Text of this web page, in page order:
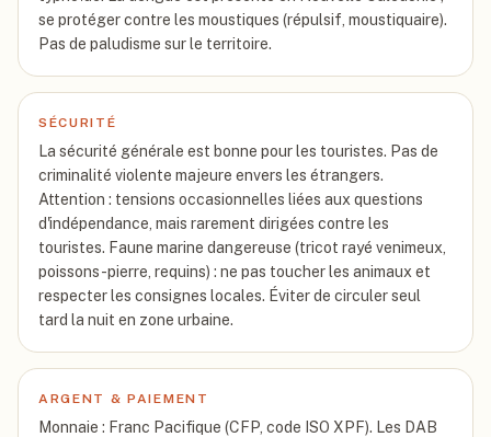
se protéger contre les moustiques (répulsif, moustiquaire).
Pas de paludisme sur le territoire.
SÉCURITÉ
La sécurité générale est bonne pour les touristes. Pas de
criminalité violente majeure envers les étrangers.
Attention : tensions occasionnelles liées aux questions
d'indépendance, mais rarement dirigées contre les
touristes. Faune marine dangereuse (tricot rayé venimeux,
poissons-pierre, requins) : ne pas toucher les animaux et
respecter les consignes locales. Éviter de circuler seul
tard la nuit en zone urbaine.
ARGENT & PAIEMENT
Monnaie : Franc Pacifique (CFP, code ISO XPF). Les DAB